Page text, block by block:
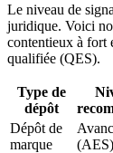
Le niveau de
juridique. Voici
contentieux à fort
qualifiée (QES).
Type de
dépôt
Dépôt de
marque
(AES)